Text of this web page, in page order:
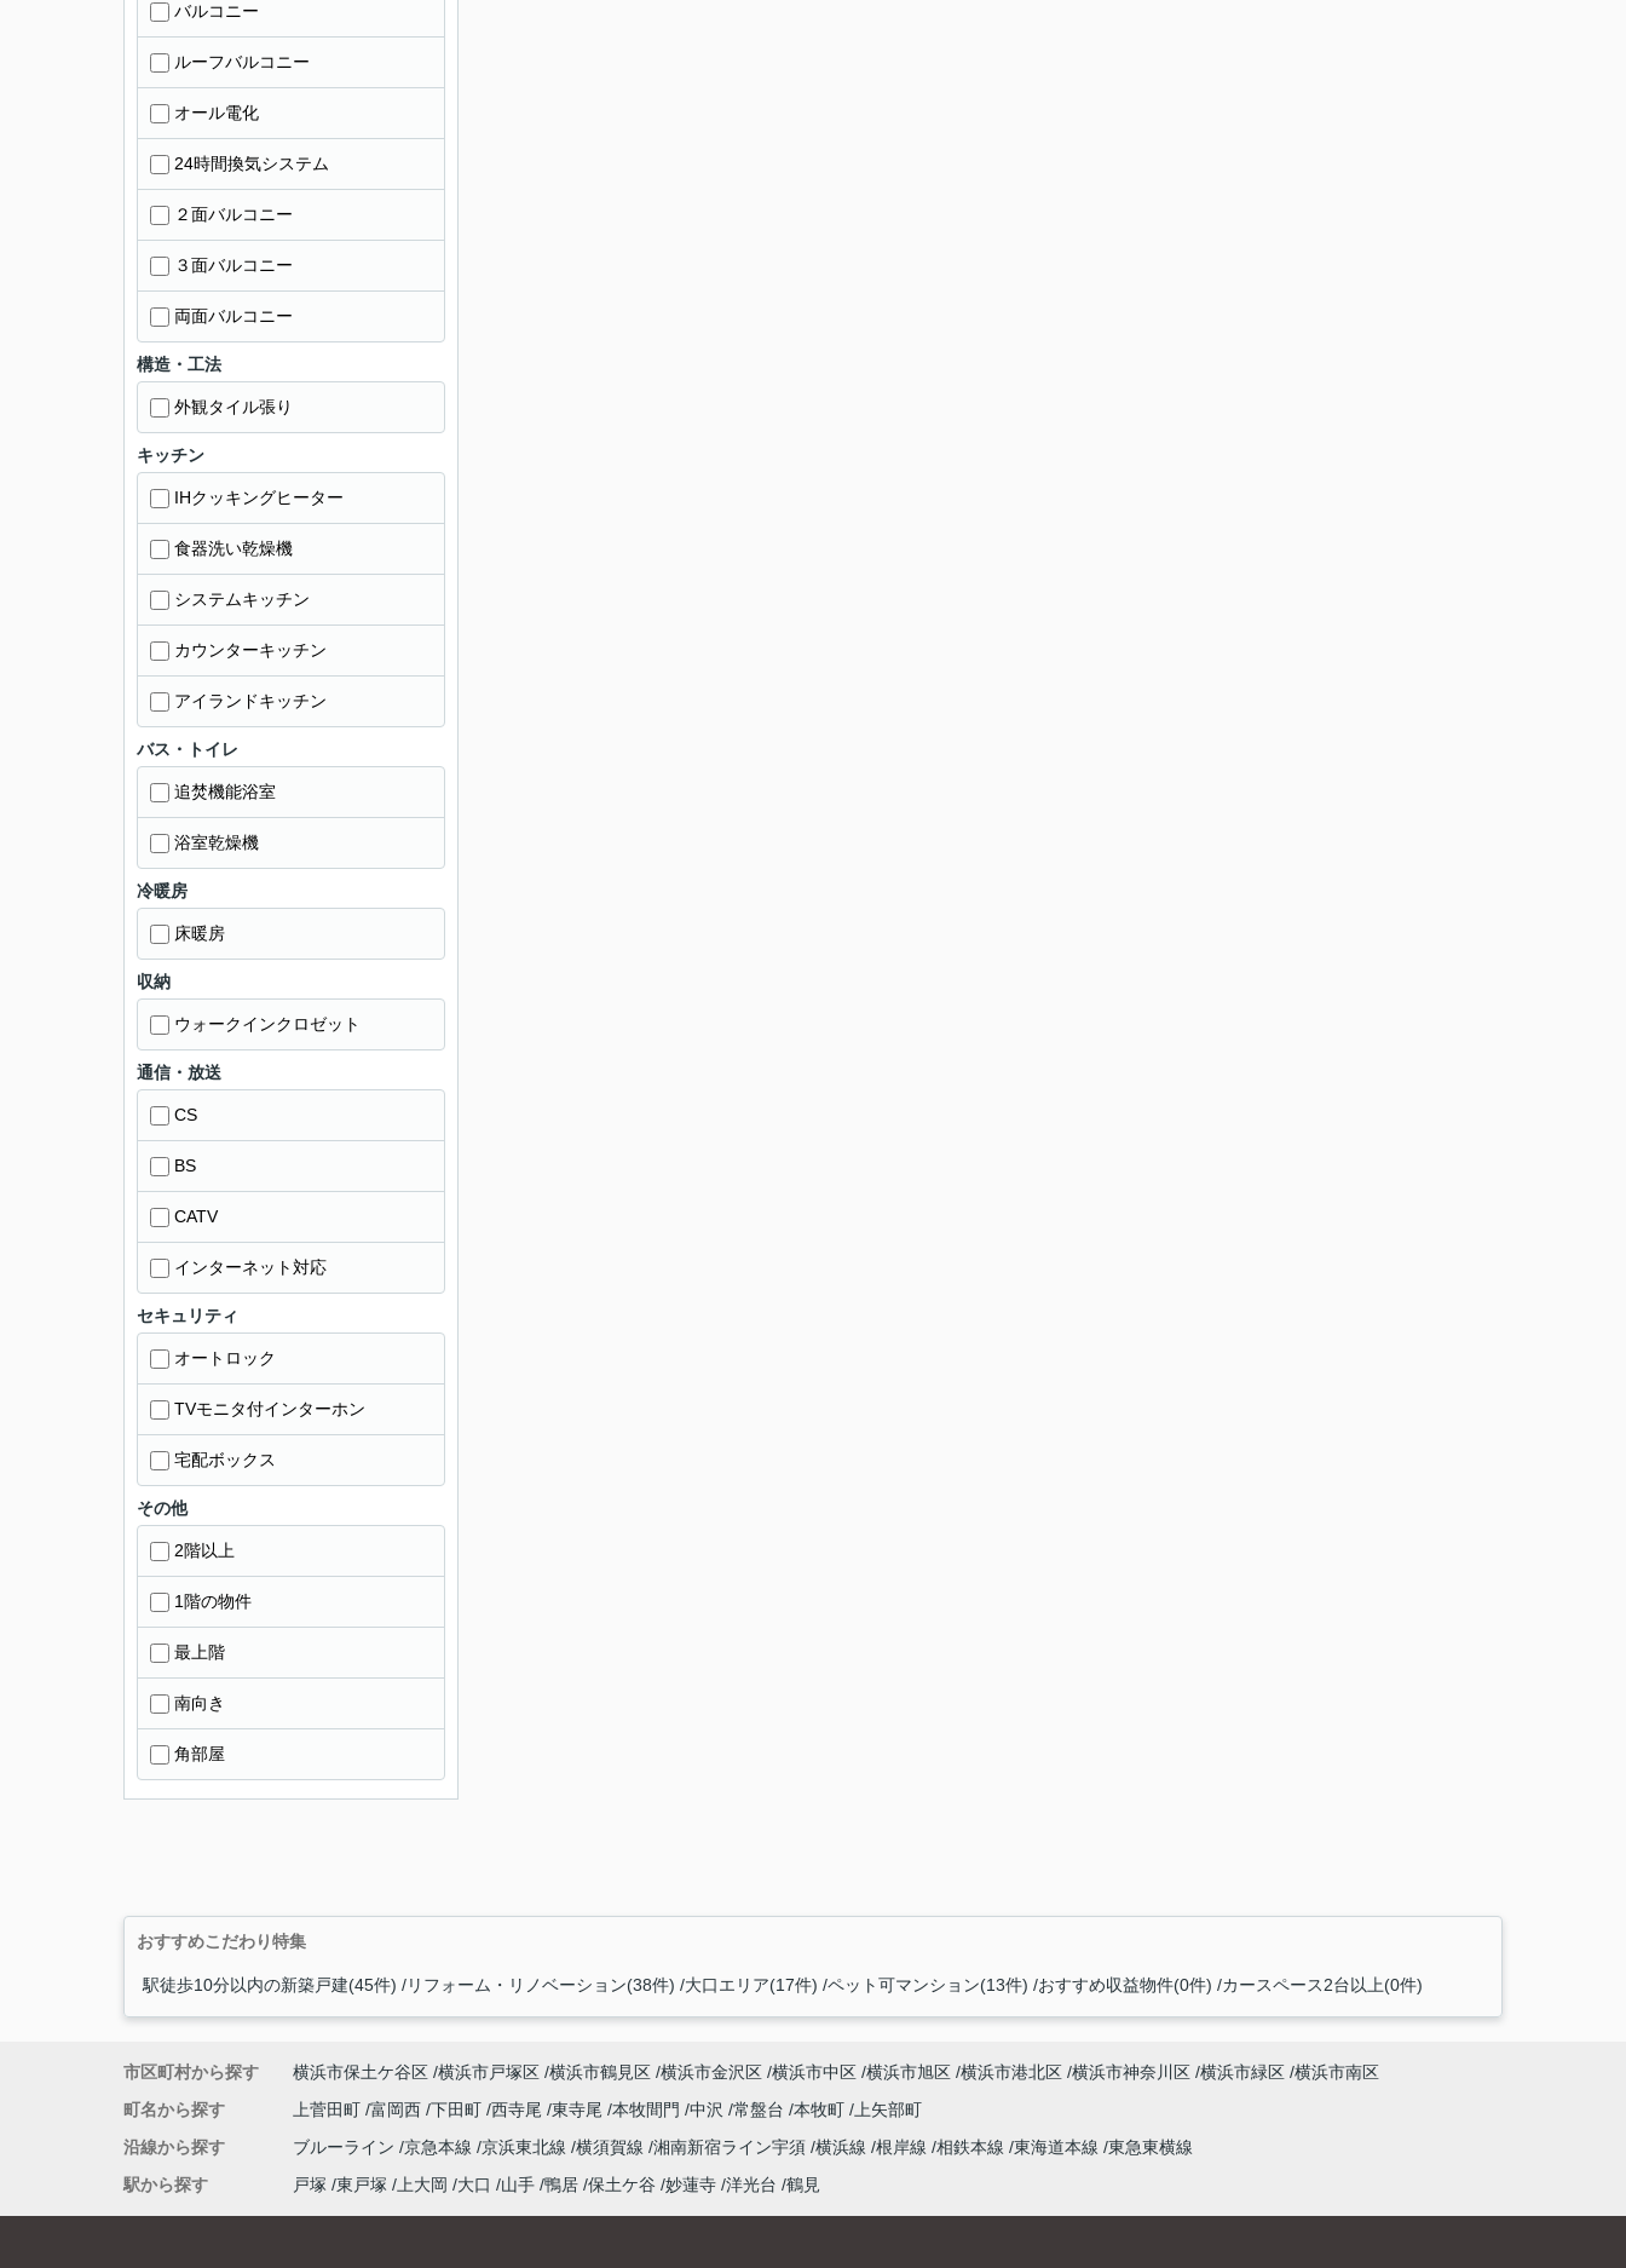
バルコニー
ルーフバルコニー
オール電化
24時間換気システム
２面バルコニー
３面バルコニー
両面バルコニー
構造・工法
外観タイル張り
キッチン
IHクッキングヒーター
食器洗い乾燥機
システムキッチン
カウンターキッチン
アイランドキッチン
バス・トイレ
追焚機能浴室
浴室乾燥機
冷暖房
床暖房
収納
ウォークインクロゼット
通信・放送
CS
BS
CATV
インターネット対応
セキュリティ
オートロック
TVモニタ付インターホン
宅配ボックス
その他
2階以上
1階の物件
最上階
南向き
角部屋
おすすめこだわり特集
駅徒歩10分以内の新築戸建(45件) リフォーム・リノベーション(38件) 大口エリア(17件) ペット可マンション(13件) おすすめ収益物件(0件) カースペース2台以上(0件)
市区町村から探す 横浜市保土ケ谷区 横浜市戸塚区 横浜市鶴見区 横浜市金沢区 横浜市中区 横浜市旭区 横浜市港北区 横浜市神奈川区 横浜市緑区 横浜市南区
町名から探す
上菅田町 富岡西 下田町 西寺尾 東寺尾 本牧間門 中沢 常盤台 本牧町
上矢部町
沿線から探す
ブルーライン 京急本線 京浜東北線 横須賀線 湘南新宿ライン宇須 横浜線 根岸線 相鉄本線 東海道本線 東急東横線
駅から探す
戸塚 東戸塚 上大岡 大口 山手 鴨居 保土ケ谷 妙蓮寺 洋光台 鶴見